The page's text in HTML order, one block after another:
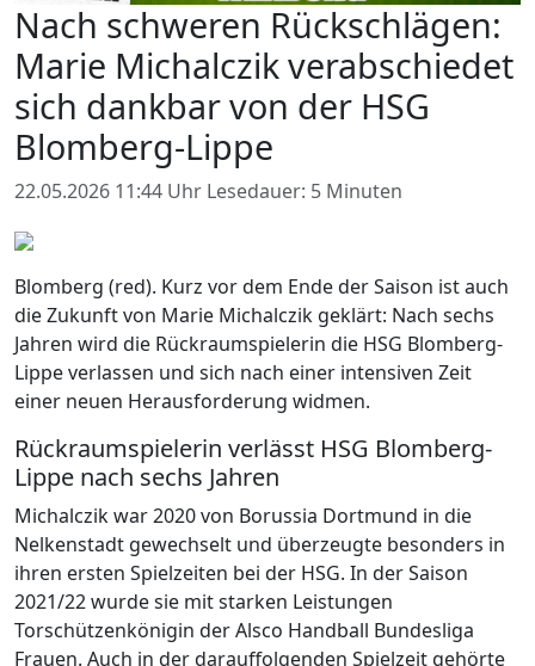
Nach schweren Rückschlägen:
Marie Michalczik verabschiedet
sich dankbar von der HSG
Blomberg-Lippe
22.05.2026 11:44 Uhr Lesedauer: 5 Minuten
Blomberg (red). Kurz vor dem Ende der Saison ist auch
die Zukunft von Marie Michalczik geklärt: Nach sechs
Jahren wird die Rückraumspielerin die HSG Blomberg-
Lippe verlassen und sich nach einer intensiven Zeit
einer neuen Herausforderung widmen.
Rückraumspielerin verlässt HSG Blomberg-
Lippe nach sechs Jahren
Michalczik war 2020 von Borussia Dortmund in die
Nelkenstadt gewechselt und überzeugte besonders in
ihren ersten Spielzeiten bei der HSG. In der Saison
2021/22 wurde sie mit starken Leistungen
Torschützenkönigin der Alsco Handball Bundesliga
Frauen. Auch in der darauffolgenden Spielzeit gehörte